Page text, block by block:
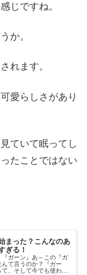
じですね。
か。
れます。
愛らしさがあり
ていて眠ってし
たことではない
まった？こんなのあ
ぎる！
ガーン』あ～この『ガ
て言うのか？『ガー
、そして今でも使われ